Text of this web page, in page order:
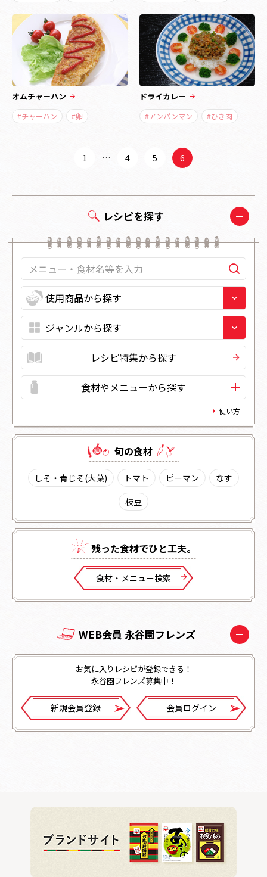
オムチャーハン
#チャーハン #卵
ドライカレー
#アンパンマン #ひき肉
1 … 4 5 6
レシピを探す
レシピ特集から探す
食材やメニューから探す
使い方
旬の⾷材
しそ・青じそ(大葉) トマト ピーマン
なす
枝豆
残った⾷材でひと⼯夫。
⾷材・メニュー検索
WEB会員 永谷園フレンズ
お気に入りレシピが登録できる！
永谷園フレンズ募集中！
新規会員登録 会員ログイン